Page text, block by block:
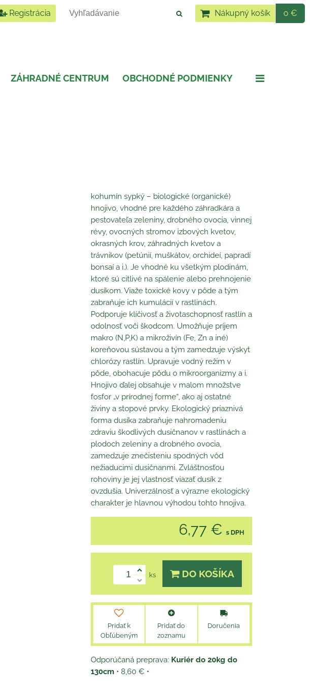
Registrácia Nákupný košík 0 €
ZÁHRADNÉ CENTRUM OBCHODNÉ PODMIENKY
kohumín sypký – biologické (organické)
hnojivo, vhodné pre každého záhradkára a
pestovateľa zeleniny, drobného ovocia, vinnej
révy, ovocných stromov izbových kvetov,
okrasných krov, záhradných kvetov a
trávnikov (petúnií, muškátov, orchideí, papradí
bonsaí a i.). Je vhodné ku všetkým plodinám,
ktoré sú citlivé na spálenie alebo prehnojenie
dusíkom. Viaže toxické kovy v pôde a tým
zabraňuje ich kumulácií v rastlinách.
Podporuje klíčivosť a životaschopnosť rastlín a
odolnosť voči škodcom. Umožňuje príjem
makro (N,P,K) a mikroživín (Fe, Zn a iné)
koreňovou sústavou a tým zamedzuje výskyt
chlorózy rastlín. Upravuje vodný režim v
pôde, obohacuje pôdu o mikroorganizmy a i.
Hnojivo ďalej obsahuje v malom množstve
fosfor „v prírodnej forme“, ako aj ostatné
živiny a stopové prvky. Ekologický priaznivá
forma dusíka zabraňuje nahromadeniu
zdraviu škodlivých dusičnanov v rastlinách a
plodoch zeleniny a drobného ovocia,
zamedzuje znečisteniu spodných vôd
nežiaducimi dusičnanmi. Zvláštnosťou
rohoviny je jej vlastnosť viazať dusík z
ovzdušia. Univerzálnosť a výrazne ekologický
charakter je hlavnou výhodou tohto hnojiva.
6,77 € s DPH
ks DO KOŠÍKA
Pridať k
Obľúbeným
Pridať do
zoznamu
Doručenia
Kuriér do 20kg do
130cm • 8,60 € •